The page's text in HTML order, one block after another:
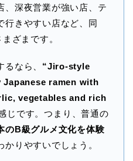
、深夜営業が強い店、テ
行きやすい店など、同
ざまです。
なら、 “Jiro-style
ramen with
vegetables and rich
じです。つまり、普通の
のB級グルメ文化を体験
かりやすいでしょう。